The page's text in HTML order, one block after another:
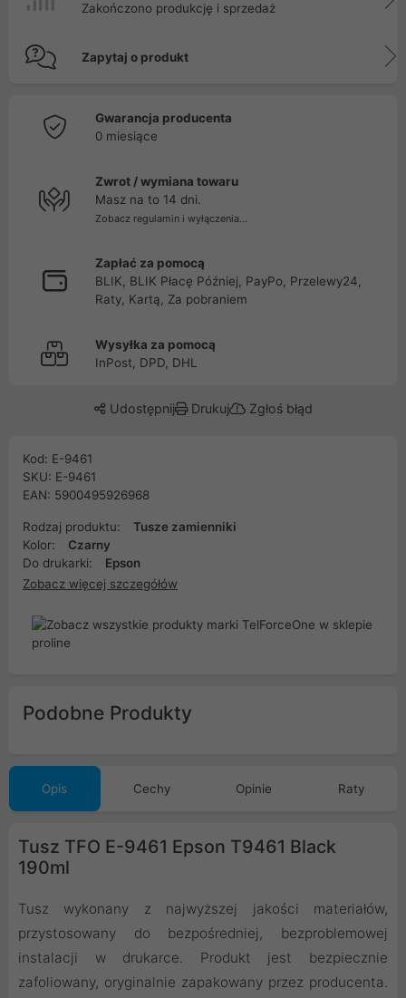
Zakończono produkcję i sprzedaż
Zapytaj o produkt
Gwarancja producenta
0 miesiące
Zwrot / wymiana towaru
Masz na to 14 dni.
Zobacz regulamin i wyłączenia...
Zapłać za pomocą
BLIK, BLIK Płacę Później, PayPo, Przelewy24,
Raty, Kartą, Za pobraniem
Wysyłka za pomocą
InPost, DPD, DHL
Udostępnij Drukuj Zgłoś błąd
Kod: E-9461
SKU: E-9461
EAN: 5900495926968
Rodzaj produktu:
Tusze zamienniki
Kolor:
Czarny
Do drukarki:
Epson
Zobacz więcej szczegółów
Podobne Produkty
Opis Cechy Opinie Raty
Tusz TFO E-9461 Epson T9461 Black
190ml
Tusz wykonany z najwyższej jakości materiałów,
przystosowany do bezpośredniej, bezproblemowej
instalacji w drukarce. Produkt jest bezpiecznie
zafoliowany, oryginalnie zapakowany przez producenta.